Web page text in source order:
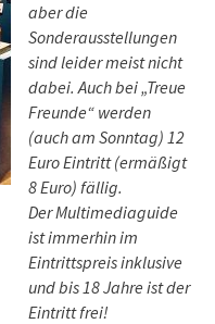
aber die
Sonderausstellungen
sind leider meist nicht
dabei. Auch bei „Treue
Freunde“ werden
(auch am Sonntag) 12
Euro Eintritt (ermäßigt
8 Euro) fällig.
Der Multimediaguide
ist immerhin im
Eintrittspreis inklusive
und bis 18 Jahre ist der
Eintritt frei!